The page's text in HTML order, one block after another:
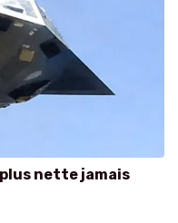
plus nette jamais